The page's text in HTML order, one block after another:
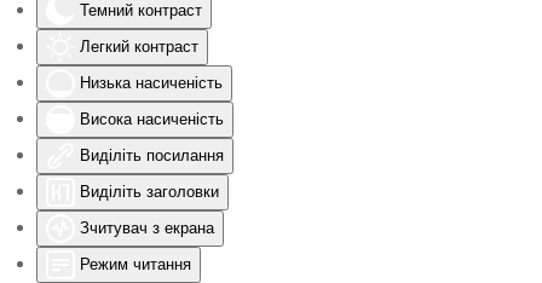
Темний контраст
Легкий контраст
Низька насиченість
Висока насиченість
Виділіть посилання
Виділіть заголовки
Зчитувач з екрана
Режим читання